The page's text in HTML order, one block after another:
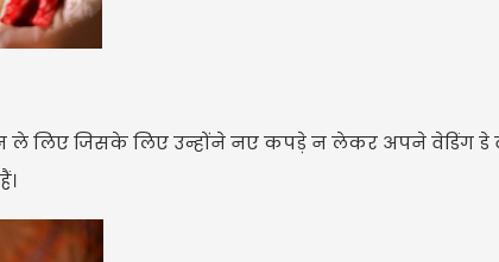
ले लिए जिसके लिए उन्होंने नए कपड़े न लेकर अपने वेडिंग डे